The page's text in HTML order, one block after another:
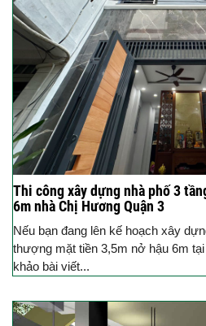
Thi công xây dựng nhà phố 3
6m nhà Chị Hương Quận 3
Nếu bạn đang lên kế hoạch xây
thượng mặt tiền 3,5m nở hậu 6m
khảo bài viết...